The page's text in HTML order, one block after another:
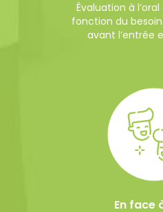
Évaluation à
fonction du
avant l’entrée
En face